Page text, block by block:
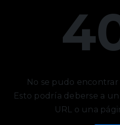
No se pudo encontrar
Esto podría deberse a
URL o una